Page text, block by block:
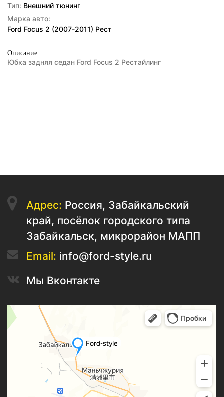
Тип: Внешний тюнинг
Марка авто:
Ford Focus 2 (2007-2011) Рест
Описание:
Юбка задняя седан Ford Focus 2 Рестайлинг
Адрес: Россия, Забайкальский
край, посёлок городского типа
Забайкальск, микрорайон МАПП
Email: info@ford-style.ru
Мы Вконтакте